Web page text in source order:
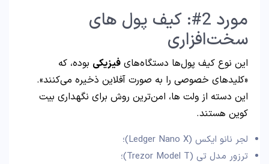
مورد 2#: کیف پول‌ های
سخت‌افزاری
این نوع کیف پول‌ها دستگاه‌های فیزیکی بوده، که
«کلیدهای خصوصی را به صورت آفلاین ذخیره می‌کنند».
این دسته از ولت ها، امن‌ترین روش برای نگهداری بیت
کوین هستند.
لجر نانو ایکس (Ledger Nano X)؛
ترزور مدل تی (Trezor Model T)؛